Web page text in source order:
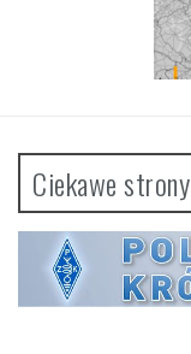
Ciekawe strony